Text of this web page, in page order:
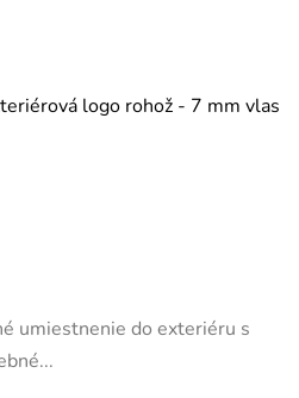
logo rohož - 7 mm vlas
umiestnenie do exteriéru s